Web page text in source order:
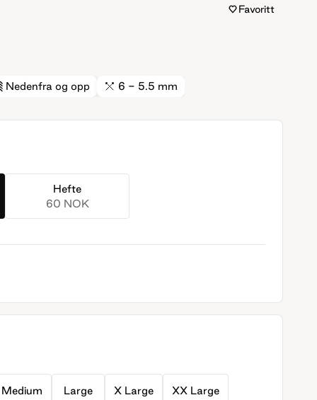
Favoritt
Nedenfra og opp 6 - 5.5 mm
Hefte
60 NOK
Medium Large X Large XX Large